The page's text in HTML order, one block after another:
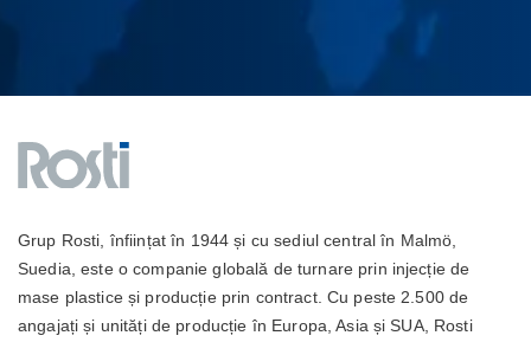
Grup Rosti, înființat în 1944 și cu sediul central în Malmö,
Suedia, este o companie globală de turnare prin injecție de
mase plastice și producție prin contract. Cu peste 2.500 de
angajați și unități de producție în Europa, Asia și SUA, Rosti